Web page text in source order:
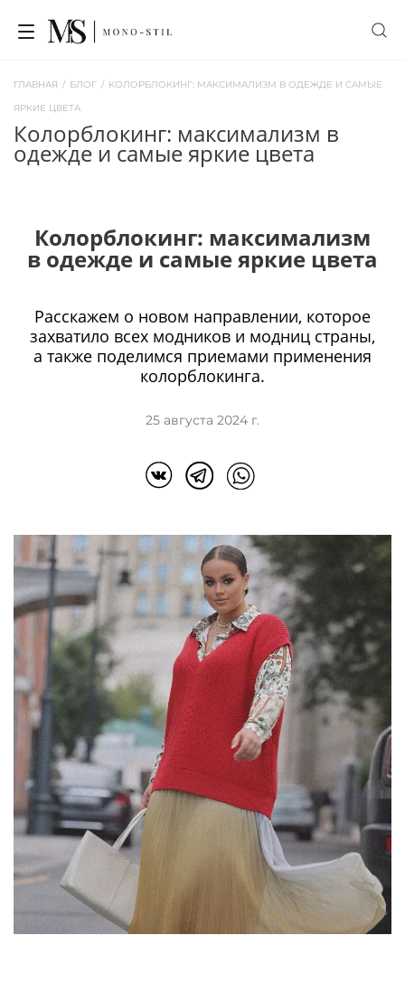
ГЛАВНАЯ / БЛОГ / КОЛОРБЛОКИНГ: МАКСИМАЛИЗМ В ОДЕЖДЕ И САМЫЕ
ЯРКИЕ ЦВЕТА
колорблокинг: максимализм в
одежде и самые яркие цвета
Колорблокинг: максимализм
в одежде и самые яркие цвета
Расскажем о новом направлении, которое
захватило всех модников и модниц страны,
а также поделимся приемами применения
колорблокинга.
25 августа 2024 г.